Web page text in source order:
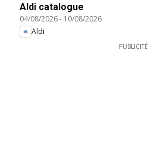
Aldi catalogue
04/08/2026- 10/08/2026
Aldi
PUBLICITÉ